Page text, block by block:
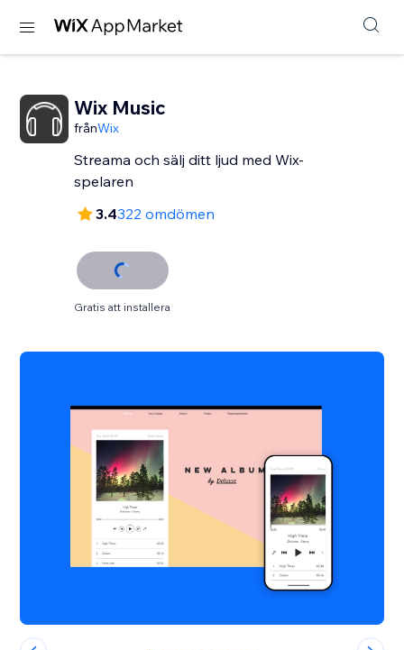
Wix Music
frånWix
Streama och sälj ditt ljud med Wix-
spelaren
3.4322 omdömen
Gratis att installera